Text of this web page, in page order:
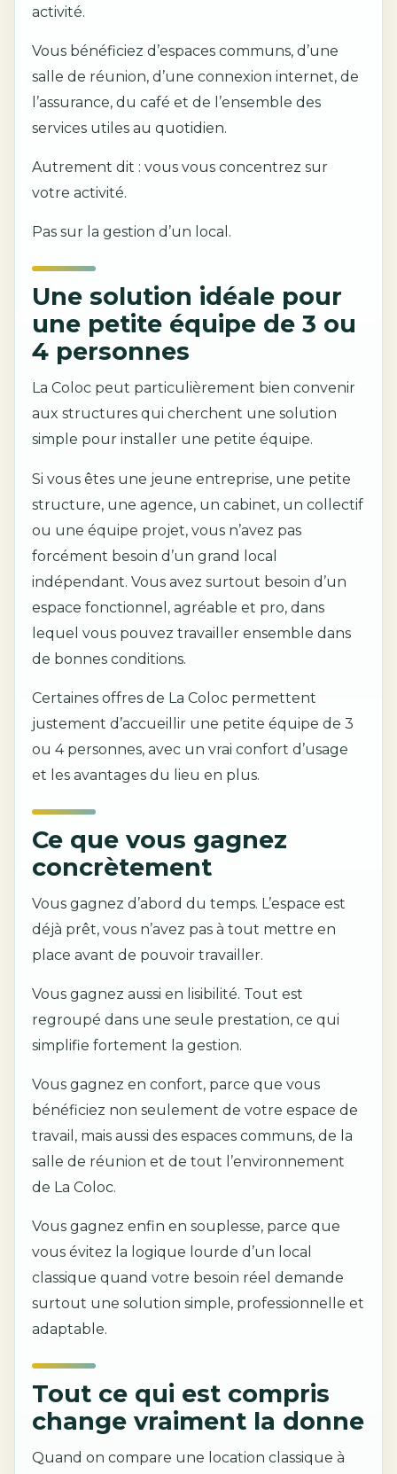
activité.
Vous bénéficiez d’espaces communs, d’une
salle de réunion, d’une connexion internet, de
l’assurance, du café et de l’ensemble des
services utiles au quotidien.
Autrement dit : vous vous concentrez sur
votre activité.
Pas sur la gestion d’un local.
Une solution idéale pour
une petite équipe de 3 ou
4 personnes
La Coloc peut particulièrement bien convenir
aux structures qui cherchent une solution
simple pour installer une petite équipe.
Si vous êtes une jeune entreprise, une petite
structure, une agence, un cabinet, un collectif
ou une équipe projet, vous n’avez pas
forcément besoin d’un grand local
indépendant. Vous avez surtout besoin d’un
espace fonctionnel, agréable et pro, dans
lequel vous pouvez travailler ensemble dans
de bonnes conditions.
Certaines offres de La Coloc permettent
justement d’accueillir une petite équipe de 3
ou 4 personnes, avec un vrai confort d’usage
et les avantages du lieu en plus.
Ce que vous gagnez
concrètement
Vous gagnez d’abord du temps. L’espace est
déjà prêt, vous n’avez pas à tout mettre en
place avant de pouvoir travailler.
Vous gagnez aussi en lisibilité. Tout est
regroupé dans une seule prestation, ce qui
simplifie fortement la gestion.
Vous gagnez en confort, parce que vous
bénéficiez non seulement de votre espace de
travail, mais aussi des espaces communs, de la
salle de réunion et de tout l’environnement
de La Coloc.
Vous gagnez enfin en souplesse, parce que
vous évitez la logique lourde d’un local
classique quand votre besoin réel demande
surtout une solution simple, professionnelle et
adaptable.
Tout ce qui est compris
change vraiment la donne
Quand on compare une location classique à